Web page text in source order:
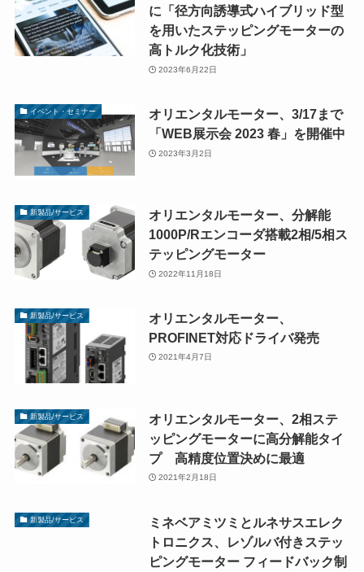
に「径方向誘導式ハイブリッド型
を用いたステッピングモーターの
高トルク化技術」
2023年6月22日
イベント・セミナー
オリエンタルモーター、3/17まで
「WEB展示会 2023 春」を開催中
2023年3月2日
新製品/サービス
オリエンタルモーター、分解能
1000P/Rエンコーダ搭載2相/5相ス
テッピングモーター
2022年11月18日
新製品/サービス
オリエンタルモーター、
PROFINET対応ドライバ発売
2021年4月7日
新製品/サービス
オリエンタルモーター、2相ステ
ッピングモーターに高分解能タイ
プ 高精度位置決めに最適
2021年2月18日
新製品/サービス
ミネベアミツミとルネサスエレク
トロニクス、レゾルバ付きステッ
ピングモーター フィードバック制